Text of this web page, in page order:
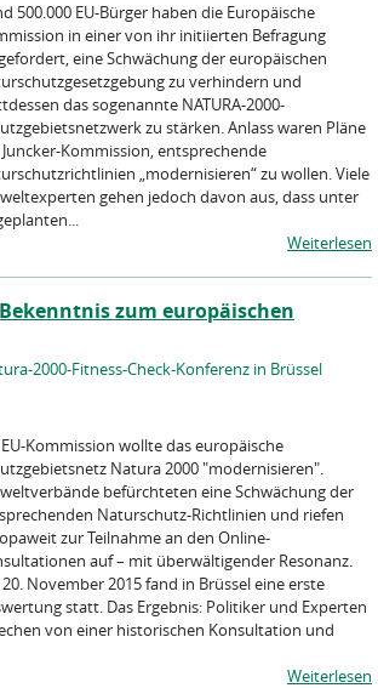
500.000 EU-Bürger haben die Europäische
in einer von ihr initiierten Befragung
eine Schwächung der europäischen
zu verhindern und
das sogenannte NATURA-2000-
zu stärken. Anlass waren Pläne
Kommission, entsprechende
„modernisieren“ zu wollen. Viele
gehen jedoch davon aus, dass unter
Weiterlesen
zum europäischen
2000-Fitness-Check-Konferenz in Brüssel
EU-Kommission wollte das europäische
Natura 2000 "modernisieren".
befürchteten eine Schwächung der
Naturschutz-Richtlinien und riefen
zur Teilnahme an den Online-
auf – mit überwältigender Resonanz.
November 2015 fand in Brüssel eine erste
statt. Das Ergebnis: Politiker und Experten
von einer historischen Konsultation und
Weiterlesen